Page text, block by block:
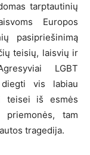
tarptautinių
Europos
pasipriešinimą
teisių, laisvių ir
LGBT
vis labiau
teisei iš esmės
priemonės, tam
tragedija.